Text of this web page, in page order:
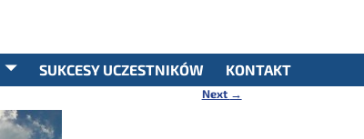
SEARCH
SUKCESY UCZESTNIKÓW KONTAKT
Next →